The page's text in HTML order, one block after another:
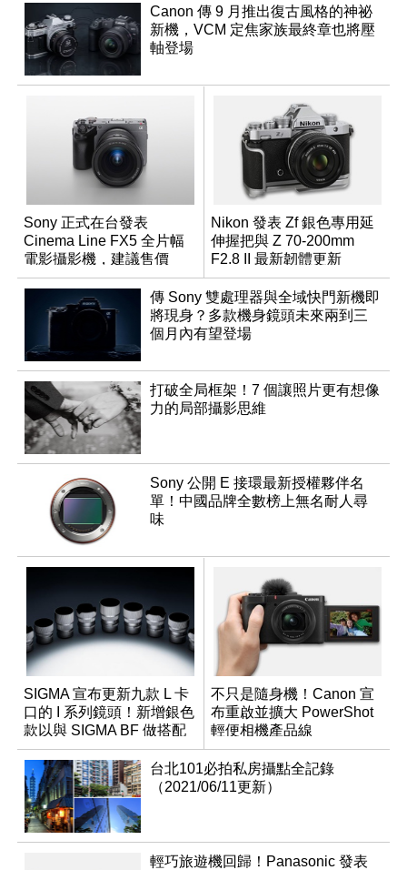
Canon 傳 9 月推出復古風格的神祕
新機，VCM 定焦家族最終章也將壓
軸登場
Sony 正式在台發表
Cinema Line FX5 全片幅
電影攝影機，建議售價
NT$144,980
Nikon 發表 Zf 銀色專用延
伸握把與 Z 70-200mm
F2.8 II 最新韌體更新
傳 Sony 雙處理器與全域快門新機即
將現身？多款機身鏡頭未來兩到三
個月內有望登場
打破全局框架！7 個讓照片更有想像
力的局部攝影思維
Sony 公開 E 接環最新授權夥伴名
單！中國品牌全數榜上無名耐人尋
味
SIGMA 宣布更新九款 L 卡
口的 I 系列鏡頭！新增銀色
款以與 SIGMA BF 做搭配
不只是隨身機！Canon 宣
布重啟並擴大 PowerShot
輕便相機產品線
台北101必拍私房攝點全記錄
（2021/06/11更新）
輕巧旅遊機回歸！Panasonic 發表